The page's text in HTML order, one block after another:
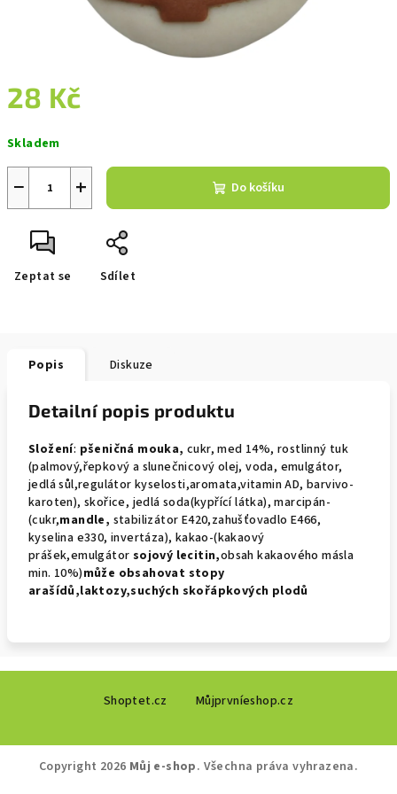
28 Kč
cena:
Skladem
+
− Do košíku
Zeptat se Sdílet
Popis Diskuze
Detailní popis produktu
Složení: pšeničná mouka,cukr, med 14%, rostlinný tuk
(palmový,řepkový a slunečnicový olej, voda, emulgátor,
jedlá sůl,regulátor kyselosti,aromata,vitamin AD, barvivo-
karoten), skořice, jedlá soda(kypřící látka), marcipán-
(cukr,mandle, stabilizátor E420,zahušťovadlo E466,
kyselina e330, invertáza), kakao-(kakaový
prášek,emulgátor sojový lecitin,obsah kakaového másla
min. 10%)může obsahovat stopy
arašídů,laktozy,suchých skořápkových plodů
Shoptet.cz Můjprvníeshop.cz
Copyright 2026 Můj e-shop. Všechna práva vyhrazena.